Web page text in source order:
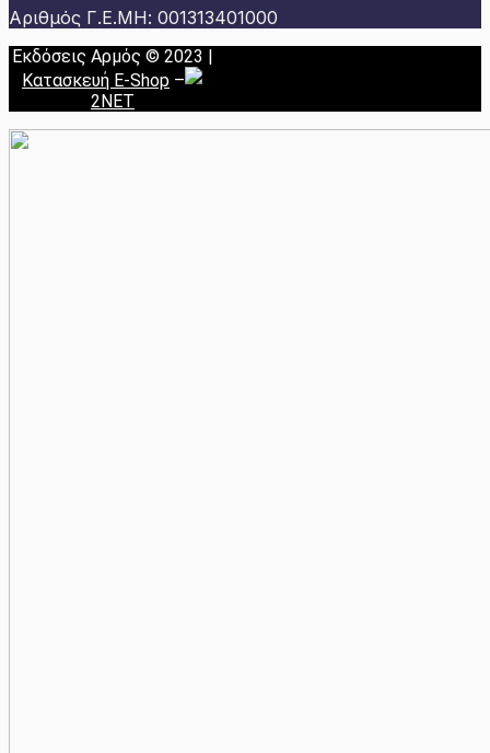
Αριθμός Γ.Ε.ΜΗ: 001313401000
Εκδόσεις Αρμός © 2023 |
Κατασκευή E-Shop –
2NET